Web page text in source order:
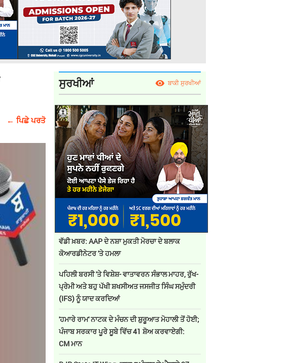
← ਪਿਛੇ ਪਰਤੋ
ਸੁਰਖੀਆਂ ਬਾਕੀ ਸੁਰਖੀਆਂ
ਵੱਡੀ ਖ਼ਬਰ: AAP ਦੇ ਨਸ਼ਾ ਮੁਕਤੀ ਮੋਰਚਾ ਦੇ ਬਲਾਕ
ਕੋਆਰਡੀਨੇਟਰ 'ਤੇ ਹਮਲਾ
ਪਹਿਲੀ ਬਰਸੀ 'ਤੇ ਵਿਸ਼ੇਸ਼- ਵਾਤਾਵਰਨ ਸੰਭਾਲ ਮਾਹਰ, ਰੁੱਖ-
ਪ੍ਰੇਮੀ ਅਤੇ ਬਹੁ ਪੱਖੀ ਸ਼ਖਸੀਅਤ ਜਸਜੀਤ ਸਿੰਘ ਸਮੁੰਦਰੀ
(IFS) ਨੂੰ ਯਾਦ ਕਰਦਿਆਂ
'ਹਮਾਰੇ ਰਾਮ' ਨਾਟਕ ਦੇ ਮੰਚਨ ਦੀ ਸ਼ੁਰੂਆਤ ਮੋਹਾਲੀ ਤੋਂ ਹੋਈ;
ਪੰਜਾਬ ਸਰਕਾਰ ਪੂਰੇ ਸੂਬੇ ਵਿੱਚ 41 ਸ਼ੋਅ ਕਰਵਾਏਗੀ:
CM ਮਾਨ